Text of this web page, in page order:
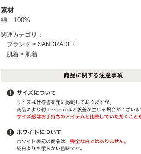
素材
綿 100%
関連カテゴリ：
ブランド > SANDRADEE
肌着 > 肌着